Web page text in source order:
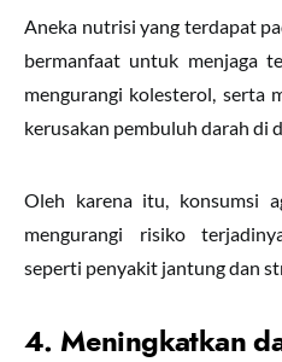
Aneka nutrisi yang terdapat
bermanfaat untuk menjaga
mengurangi kolesterol, serta
kerusakan pembuluh darah di
Oleh karena itu, konsumsi
mengurangi risiko
seperti penyakit jantung dan
4. Meningkatkan